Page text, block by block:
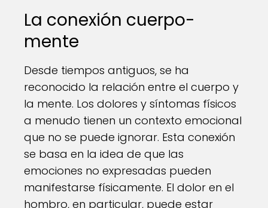
La conexión cuerpo-
mente
Desde tiempos antiguos, se ha
reconocido la relación entre el cuerpo y
la mente. Los dolores y síntomas físicos
a menudo tienen un contexto emocional
que no se puede ignorar. Esta conexión
se basa en la idea de que las
emociones no expresadas pueden
manifestarse físicamente. El dolor en el
hombro, en particular, puede estar